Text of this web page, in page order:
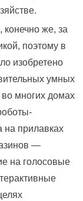
конечно же, за
поэтому в
изобретено
умных
многих домах
на прилавках
—
на голосовые